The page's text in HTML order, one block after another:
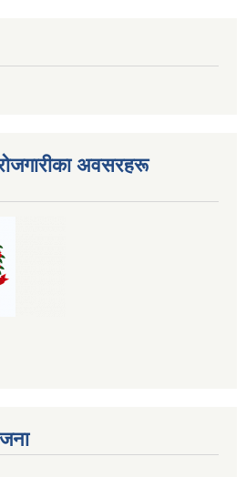
अवसरहरू